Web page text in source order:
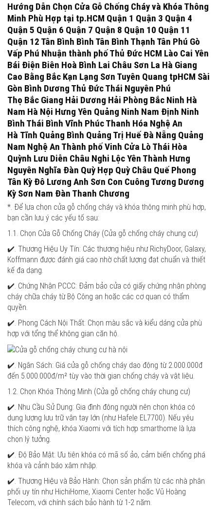
Hướng Dẫn Chọn Cửa Gỗ Chống Cháy và Khóa Thông
Minh Phù Hợp tại tp.HCM Quận 1 Quận 3 Quận 4
Quận 5 Quận 6 Quận 7 Quận 8 Quận 10 Quận 11
Quận 12 Tân Bình Bình Tân Bình Thạnh Tân Phú Gò
Vấp Phú Nhuận thành phố Thủ Đức HCM Lào Cai Yên
Bái Điện Biên Hoà Bình Lai Châu Sơn La Hà Giang
Cao Bằng Bắc Kạn Lạng Sơn Tuyên Quang tpHCM Sài
Gòn Bình Dương Thủ Đức Thái Nguyên Phú
Thọ Bắc Giang Hải Dương Hải Phòng Bắc Ninh Hà
Nam Hà Nội Hưng Yên Quảng Ninh Nam Định Ninh
Bình Thái Bình Vĩnh Phúc Thanh Hóa Nghệ An
Hà Tĩnh Quảng Bình Quảng Trị Huế Đà Nẵng Quảng
Nam Nghệ An Thành phố Vinh Cửa Lò Thái Hòa
Quỳnh Lưu Diễn Châu Nghi Lộc Yên Thành Hưng
Nguyên Nghĩa Đàn Quỳ Hợp Quỳ Châu Quế Phong
Tân Kỳ Đô Lương Anh Sơn Con Cuông Tương Dương
Kỳ Sơn Nam Đàn Thanh Chương
*. Để lựa chọn cửa gỗ chống cháy và khóa thông minh phù hợp,
bạn cần lưu ý các yếu tố sau:
1.1. Chọn Cửa Gỗ Chống Cháy (Cửa gỗ chống cháy chung cư)
✔️. Thương Hiệu Uy Tín: Các thương hiệu như RichyDoor, Galaxy,
Koffmann được đánh giá cao nhờ chất lượng đạt chuẩn và thiết
kế đa dạng.
✔️. Chứng Nhận PCCC: Đảm bảo cửa có giấy chứng nhận phòng
cháy chữa cháy từ Bộ Công an hoặc các cơ quan có thẩm
quyền.
✔️. Phong Cách Nội Thất: Chọn màu sắc và kiểu dáng cửa phù
hợp với tổng thể không gian căn hộ.
✔️. Ngân Sách: Giá cửa gỗ chống cháy dao động từ 2.000.000đ
đến 5.000.000đ/m² tùy vào thời gian chống cháy và vật liệu.
1.2. Chọn Khóa Thông Minh (Cửa gỗ chống cháy chung cư)
✔️. Nhu Cầu Sử Dụng: Gia đình đông người nên chọn khóa có
dung lượng lưu trữ vân tay lớn (như Hafele EL7700). Nếu yêu
thích công nghệ, khóa Xiaomi với tích hợp smarthome là lựa
chọn lý tưởng.
✔️. Độ Bảo Mật: Ưu tiên khóa có mã số ảo, cảm biến chống phá
khóa và cảnh báo xâm nhập.
✔️. Thương Hiệu và Bảo Hành: Chọn sản phẩm từ các nhà phân
phối uy tín như HichiHome, Xiaomi Center hoặc Vũ Hoàng
Telecom, với chính sách bảo hành từ 1-2 năm.